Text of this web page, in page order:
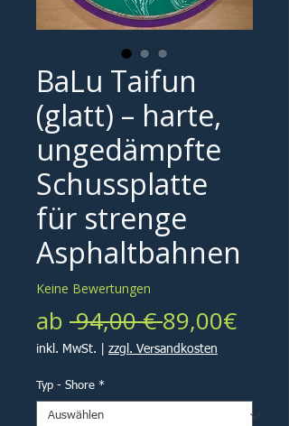
BaLu Taifun
(glatt) – harte,
ungedämpfte
Schussplatte
für strenge
Asphaltbahnen
Keine Bewertungen
ab 94,00 € 89,00€Sale-
inkl. MwSt. zzgl. Versandkosten
Typ - Shore *